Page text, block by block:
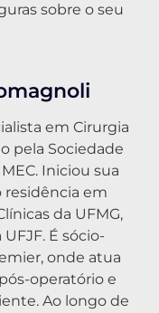
sobre o seu
em Cirurgia
pela Sociedade
Iniciou sua
em
da UFMG,
É sócio-
onde atua
operatório e
Ao longo de